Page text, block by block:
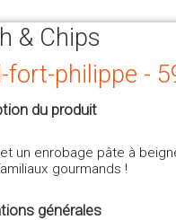
& Chips
fort-philippe -
du produit
un enrobage pâte à
gourmands !
générales